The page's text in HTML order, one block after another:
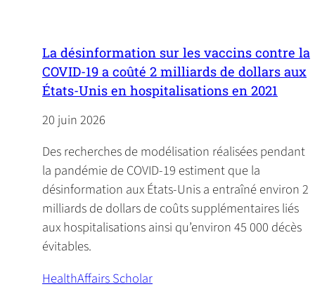
La désinformation sur les vaccins contre la
COVID-19 a coûté 2 milliards de dollars aux
États-Unis en hospitalisations en 2021
20 juin 2026
Des recherches de modélisation réalisées pendant
la pandémie de COVID-19 estiment que la
désinformation aux États-Unis a entraîné environ 2
milliards de dollars de coûts supplémentaires liés
aux hospitalisations ainsi qu’environ 45 000 décès
évitables.
HealthAffairs Scholar